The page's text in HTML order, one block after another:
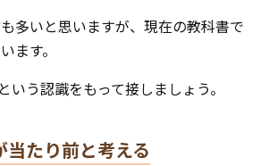
多いと思いますが、現在の教科書で
ます。
いう認識をもって接しましょう。
たり前と考える